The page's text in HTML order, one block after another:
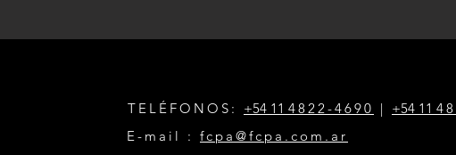
TELÉFONOS: +54 11 4822-4690 | +54 1 1
E-mail : fcpa@fcpa.com.ar